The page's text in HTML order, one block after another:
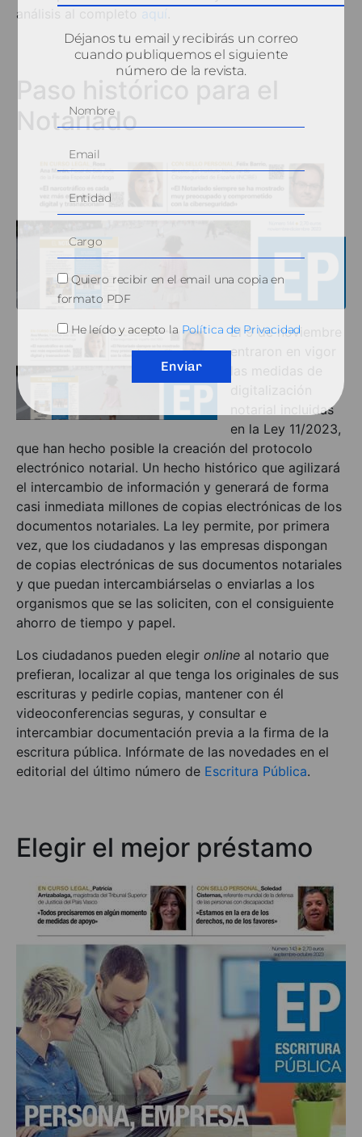
análisis al completo aquí
Notariado
El 9 de noviembre
entraron en vigor
notarial incluidas
en la Ley 11/2023,
que han hecho posible la creación del protocolo
electrónico notarial. Un hecho histórico que agilizará
el intercambio de información y generará de forma
casi inmediata millones de copias electrónicas de los
documentos notariales. La ley permite, por primera
vez, que los ciudadanos y las empresas dispongan
de copias electrónicas de sus documentos notariales
y que puedan intercambiárselas o enviarlas a los
organismos que se las soliciten, con el consiguiente
ahorro de tiempo y papel.
Los ciudadanos pueden elegir online al notario que
prefieran, localizar al que tenga los originales de sus
escrituras y pedirle copias, mantener con él
videoconferencias seguras, y consultar e
intercambiar documentación previa a la firma de la
escritura pública. Infórmate de las novedades en el
editorial del último número de Escritura Pública.
Elegir el mejor préstamo
Déjanos tu email y recibirás un correo
cuando publiquemos el siguiente
número de la revista.
Quiero recibir en el email una copia en
formato PDF
He leído y acepto la Política de Privacidad
Enviar